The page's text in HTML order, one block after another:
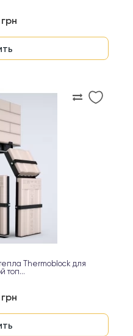
Thermoblock для
топ...